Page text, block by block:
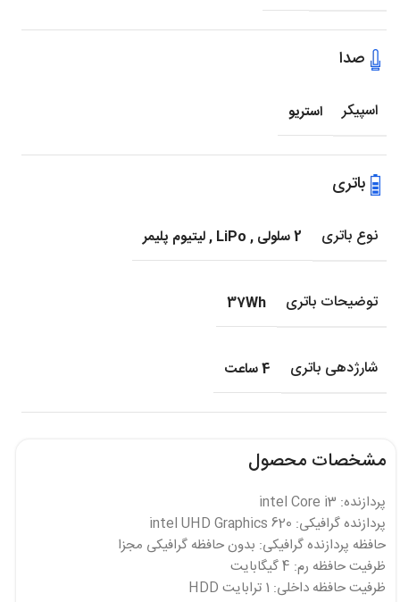
صدا
اسپیکر استریو
باتری
نوع باتری 2 سلولی ,
LiPo
,لیتیوم پلیمر
توضیحات باتری 37Wh
شارژدهی باتری 4 ساعت
مشخصات محصول
پردازنده: intel Core i3
پردازنده گرافیکی: intel UHD Graphics 620
حافظه پردازنده گرافیکی: بدون حافظه گرافیکی مجزا
ظرفیت حافظه رم: 4 گیگابایت
ظرفیت حافظه داخلی: 1 ترابایت HDD